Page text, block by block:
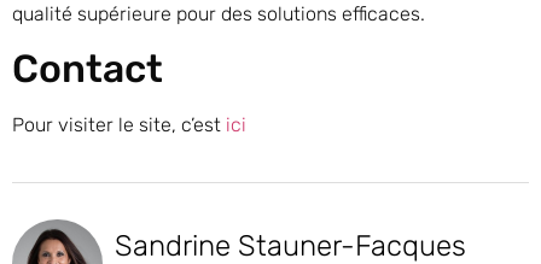
qualité supérieure pour des solutions efficaces.
Contact
Pour visiter le site, c’est ici
Sandrine Stauner-Facques